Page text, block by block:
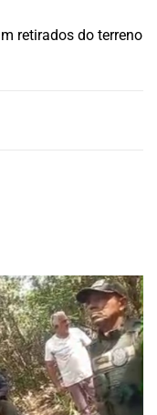
retirados do terreno